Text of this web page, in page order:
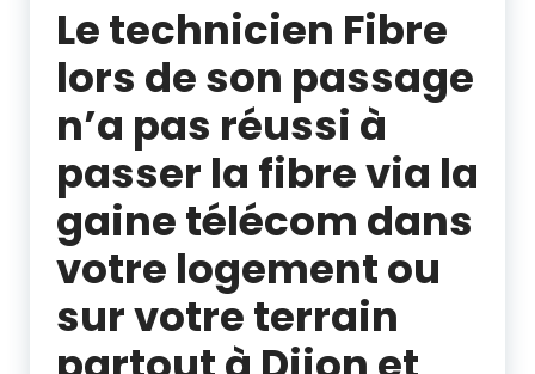
Le technicien Fibre
lors de son passage
n’a pas réussi à
passer la fibre via la
gaine télécom dans
votre logement ou
sur votre terrain